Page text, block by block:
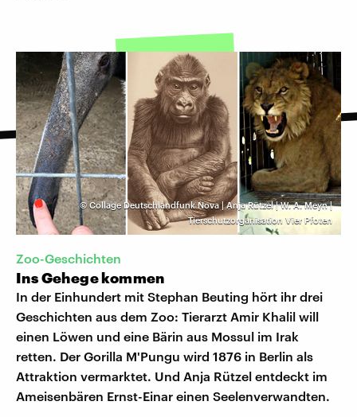
©Collage Deutschlandfunk Nova | Anja Rützel | W. A. Meyn |
Tierschutzorganisation Vier Pfoten
Zoo-Geschichten
Ins Gehege kommen
In der Einhundert mit Stephan Beuting hört ihr drei
Geschichten aus dem Zoo: Tierarzt Amir Khalil will
einen Löwen und eine Bärin aus Mossul im Irak
retten. Der Gorilla M'Pungu wird 1876 in Berlin als
Attraktion vermarktet. Und Anja Rützel entdeckt im
Ameisenbären Ernst-Einar einen Seelenverwandten.